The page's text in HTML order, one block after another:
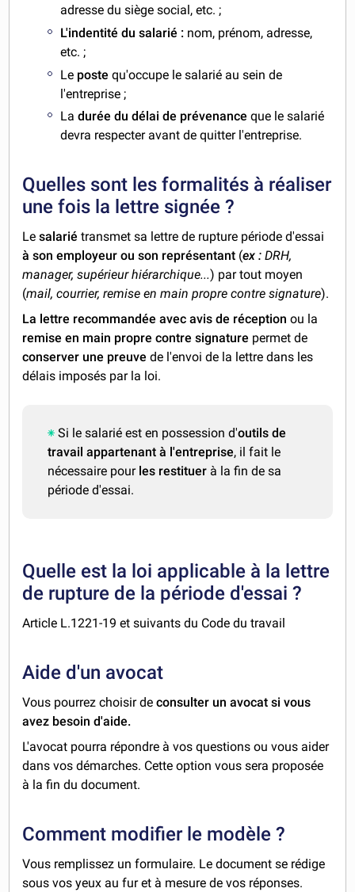
adresse du siège social, etc. ;
L'indentité du salarié : nom, prénom, adresse,
etc. ;
Le poste qu'occupe le salarié au sein de
l'entreprise ;
Ladurée du délai de prévenanceque le salarié
devra respecter avant de quitter l'entreprise.
Quelles sont les formalités à réaliser
une fois la lettre signée ?
Lesalariétransmet sa lettre de rupture période d'essai
à son employeur ou son représentant (ex : DRH,
manager, supérieur hiérarchique...) par tout moyen
(mail, courrier, remise en main propre contre signature).
La lettre recommandée avec avis de réception ou la
remise en main propre contre signature permet de
conserver une preuve de l'envoi de la lettre dans les
délais imposés par la loi.
Si le salarié est en possession d'outils de
travail appartenant à l'entreprise, il fait le
nécessaire pour les restituer à la fin de sa
période d'essai.
Quelle est la loi applicable à la lettre
de rupture de la période d'essai ?
Article L.1221-19 et suivants du Code du travail
Aide d'un avocat
Vous pourrez choisir deconsulter un avocat si vous
avez besoin d'aide.
L'avocat pourra répondre à vos questions ou vous aider
dans vos démarches. Cette option vous sera proposée
à la fin du document.
Comment modifier le modèle ?
Vous remplissez un formulaire. Le document se rédige
sous vos yeux au fur et à mesure de vos réponses.